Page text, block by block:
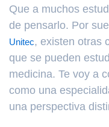
Que a muchos
de pensarlo. Por
Unitec, existen otras
que se pueden
medicina. Te voy a
como una
una perspectiva